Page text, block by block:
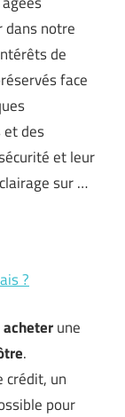
dans notre
de
face
et des
et leur
sur …
?
acheterune
.
crédit, un
pour